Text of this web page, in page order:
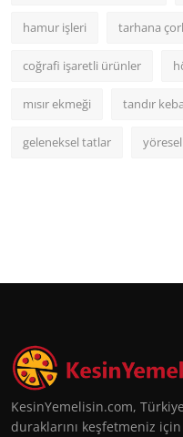
hamur işleri tarhana
coğrafi işaretli ürünler
mısır ekmeği tandır
geleneksel tatlar
KesinYemelisin.com,
duraklarını keşfetmeniz